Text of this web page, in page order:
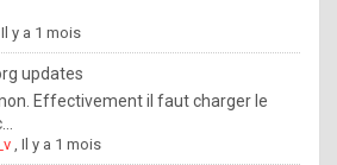
n
o
w
h
,Il y a 1 mois
updates
Effectivement il faut charger le
,Il y a 1 mois